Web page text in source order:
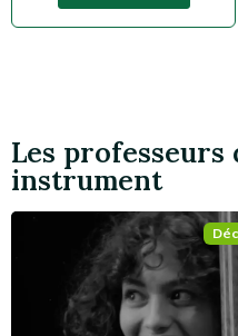
Les professeurs
instrument